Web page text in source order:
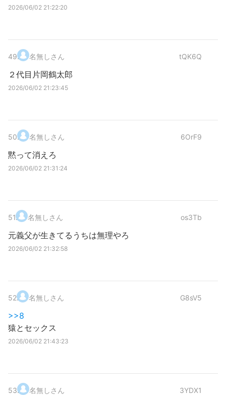
2026/06/02 21:22:20
49. 名無しさん tQK6Q
２代目片岡鶴太郎
2026/06/02 21:23:45
50. 名無しさん 6OrF9
黙って消えろ
2026/06/02 21:31:24
51. 名無しさん os3Tb
元義父が生きてるうちは無理やろ
2026/06/02 21:32:58
52. 名無しさん G8sV5
>>8
猿とセックス
2026/06/02 21:43:23
53. 名無しさん 3YDX1